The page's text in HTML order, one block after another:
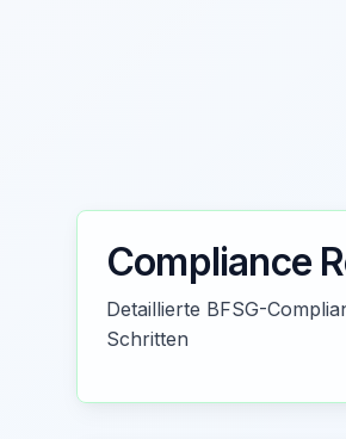
Compliance
Detaillierte BFSG-
Schritten